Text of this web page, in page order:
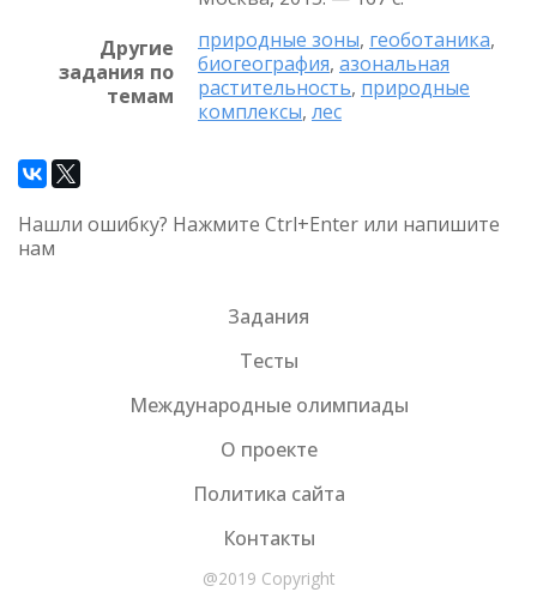
Другие
задания по
темам
природные зоны, геоботаника,
биогеография, азональная
растительность, природные
комплексы, лес
Нашли ошибку? Нажмите Ctrl+Enter или напишите
нам
Задания
Тесты
Международные олимпиады
О проекте
Политика сайта
Контакты
@2019 Copyright